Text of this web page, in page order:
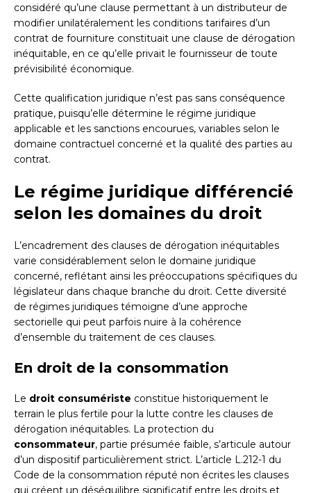
considéré qu’une clause permettant à un distributeur de
modifier unilatéralement les conditions tarifaires d’un
contrat de fourniture constituait une clause de dérogation
inéquitable, en ce qu’elle privait le fournisseur de toute
prévisibilité économique.
Cette qualification juridique n’est pas sans conséquence
pratique, puisqu’elle détermine le régime juridique
applicable et les sanctions encourues, variables selon le
domaine contractuel concerné et la qualité des parties au
contrat.
Le régime juridique différencié
selon les domaines du droit
L’encadrement des clauses de dérogation inéquitables
varie considérablement selon le domaine juridique
concerné, reflétant ainsi les préoccupations spécifiques du
législateur dans chaque branche du droit. Cette diversité
de régimes juridiques témoigne d’une approche
sectorielle qui peut parfois nuire à la cohérence
d’ensemble du traitement de ces clauses.
En droit de la consommation
Le droit consumériste constitue historiquement le
terrain le plus fertile pour la lutte contre les clauses de
dérogation inéquitables. La protection du
consommateur, partie présumée faible, s’articule autour
d’un dispositif particulièrement strict. L’article L.212-1 du
Code de la consommation réputé non écrites les clauses
qui créent un déséquilibre significatif entre les droits et